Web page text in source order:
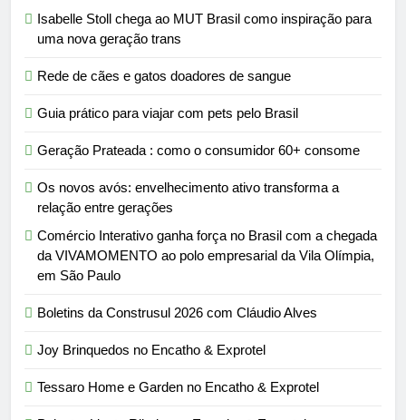
Isabelle Stoll chega ao MUT Brasil como inspiração para
uma nova geração trans
Rede de cães e gatos doadores de sangue
Guia prático para viajar com pets pelo Brasil
Geração Prateada : como o consumidor 60+ consome
Os novos avós: envelhecimento ativo transforma a
relação entre gerações
Comércio Interativo ganha força no Brasil com a chegada
da VIVAMOMENTO ao polo empresarial da Vila Olímpia,
em São Paulo
Boletins da Construsul 2026 com Cláudio Alves
Joy Brinquedos no Encatho & Exprotel
Tessaro Home e Garden no Encatho & Exprotel